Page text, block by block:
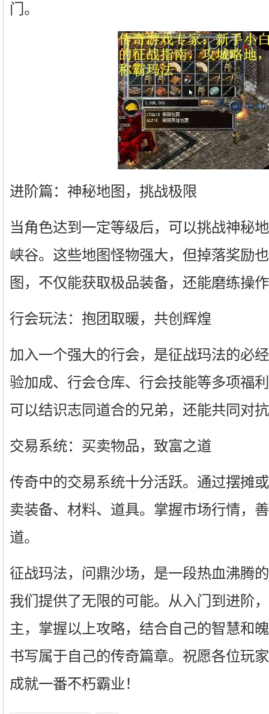
门。
进阶篇：神秘地图，挑战极限
当角色达到一定等级后，可以挑战神秘
峡谷。这些地图怪物强大，但掉落奖励
图，不仅能获取极品装备，还能磨练操
行会玩法：抱团取暖，共创辉煌
加入一个强大的行会，是征战玛法的必
验加成、行会仓库、行会技能等多项福
可以结识志同道合的兄弟，还能共同对
交易系统：买卖物品，致富之道
传奇中的交易系统十分活跃。通过摆摊
卖装备、材料、道具。掌握市场行情，
道。
征战玛法，问鼎沙场，是一段热血沸腾
我们提供了无限的可能。从入门到进阶
主，掌握以上攻略，结合自己的智慧和
书写属于自己的传奇篇章。祝愿各位玩
成就一番不朽霸业！